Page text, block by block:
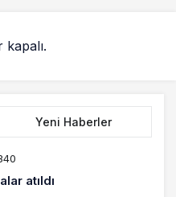
Yeni Haberler
atıldı